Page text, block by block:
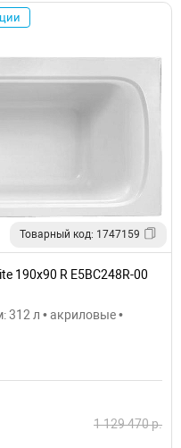
Товарный код: 1747159
190x90 R E5BC248R-00
312 л • акриловые •
1 129 470 р.